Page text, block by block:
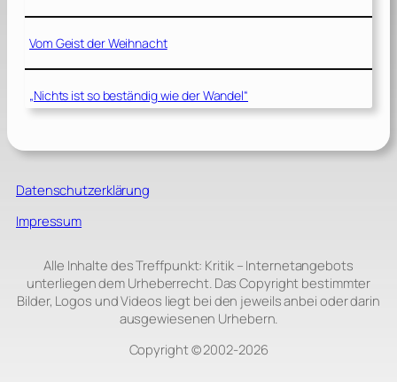
Vom Geist der Weihnacht
„Nichts ist so beständig wie der Wandel“
Datenschutzerklärung
Impressum
Alle Inhalte des Treffpunkt: Kritik – Internetangebots
unterliegen dem Urheberrecht. Das Copyright bestimmter
Bilder, Logos und Videos liegt bei den jeweils anbei oder darin
ausgewiesenen Urhebern.
Copyright © 2002‑2026